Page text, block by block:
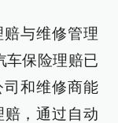
与维修管理
车保险理赔已
和维修商能
，通过自动